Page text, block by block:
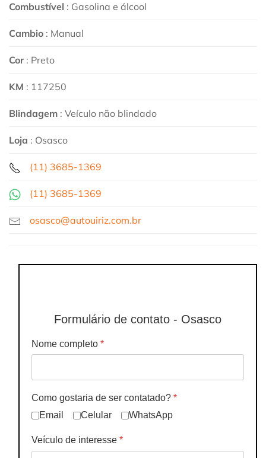
Combustível : Gasolina e álcool
Cambio : Manual
Cor: Preto
KM : 117250
Blindagem : Veículo não blindado
Loja : Osasco
(11) 3685-1369
(11) 3685-1369
osasco@autouiriz.com.br
Formulário de contato - Osasco
Nome completo *
Como gostaria de ser contatado? *
Email
Celular WhatsApp
Veículo de interesse *